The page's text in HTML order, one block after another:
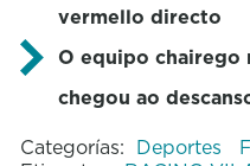
vermello directo
O equipo chairego
chegou ao
Categorías: Deportes